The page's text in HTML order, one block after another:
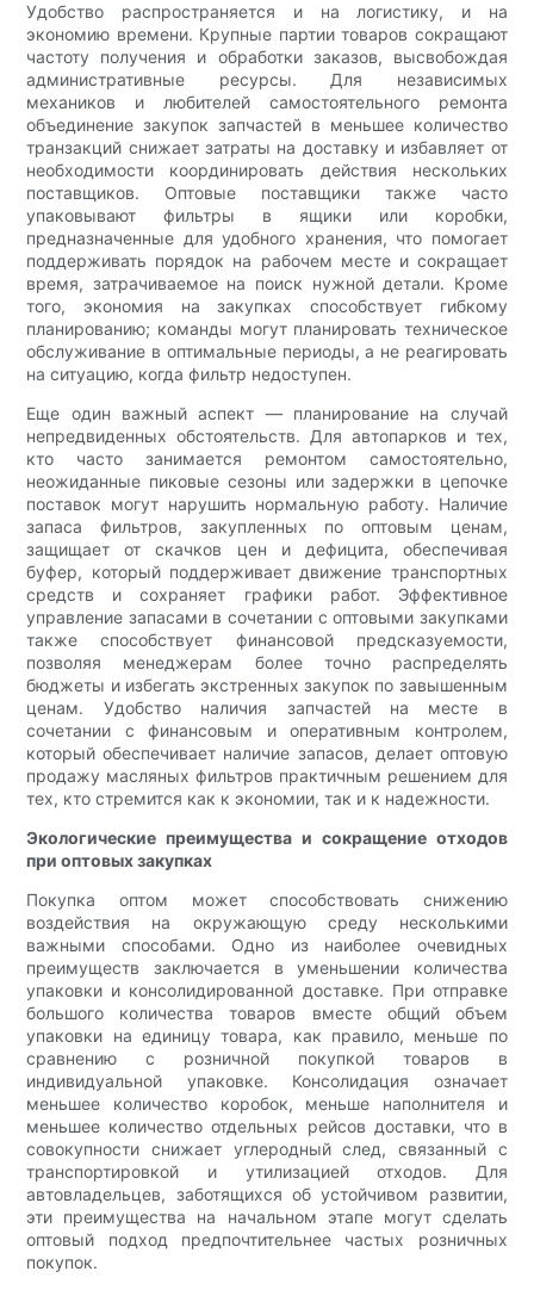
Удобство распространяется и на логистику, и на
экономию времени. Крупные партии товаров сокращают
частоту получения и обработки заказов, высвобождая
административные ресурсы. Для независимых
механиков и любителей самостоятельного ремонта
объединение закупок запчастей в меньшее количество
транзакций снижает затраты на доставку и избавляет от
необходимости координировать действия нескольких
поставщиков. Оптовые поставщики также часто
упаковывают фильтры в ящики или коробки,
предназначенные для удобного хранения, что помогает
поддерживать порядок на рабочем месте и сокращает
время, затрачиваемое на поиск нужной детали. Кроме
того, экономия на закупках способствует гибкому
планированию; команды могут планировать техническое
обслуживание в оптимальные периоды, а не реагировать
на ситуацию, когда фильтр недоступен.
Еще один важный аспект — планирование на случай
непредвиденных обстоятельств. Для автопарков и тех,
кто часто занимается ремонтом самостоятельно,
неожиданные пиковые сезоны или задержки в цепочке
поставок могут нарушить нормальную работу. Наличие
запаса фильтров, закупленных по оптовым ценам,
защищает от скачков цен и дефицита, обеспечивая
буфер, который поддерживает движение транспортных
средств и сохраняет графики работ. Эффективное
управление запасами в сочетании с оптовыми закупками
также способствует финансовой предсказуемости,
позволяя менеджерам более точно распределять
бюджеты и избегать экстренных закупок по завышенным
ценам. Удобство наличия запчастей на месте в
сочетании с финансовым и оперативным контролем,
который обеспечивает наличие запасов, делает оптовую
продажу масляных фильтров практичным решением для
тех, кто стремится как к экономии, так и к надежности.
Экологические преимущества и сокращение отходов
при оптовых закупках
Покупка оптом может способствовать снижению
воздействия на окружающую среду несколькими
важными способами. Одно из наиболее очевидных
преимуществ заключается в уменьшении количества
упаковки и консолидированной доставке. При отправке
большого количества товаров вместе общий объем
упаковки на единицу товара, как правило, меньше по
сравнению с розничной покупкой товаров в
индивидуальной упаковке. Консолидация означает
меньшее количество коробок, меньше наполнителя и
меньшее количество отдельных рейсов доставки, что в
совокупности снижает углеродный след, связанный с
транспортировкой и утилизацией отходов. Для
автовладельцев, заботящихся об устойчивом развитии,
эти преимущества на начальном этапе могут сделать
оптовый подход предпочтительнее частых розничных
покупок.